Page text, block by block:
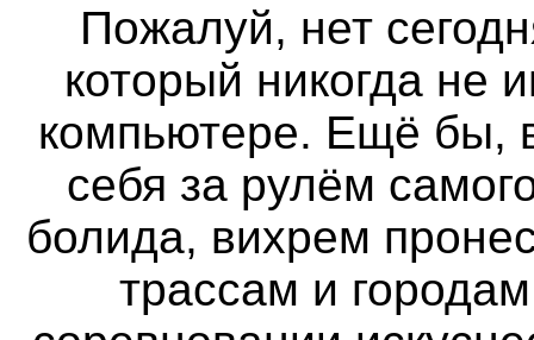
Пожалуй, нет
который никогда не
компьютере. Ещё бы,
себя за рулём
болида, вихрем
трассам и